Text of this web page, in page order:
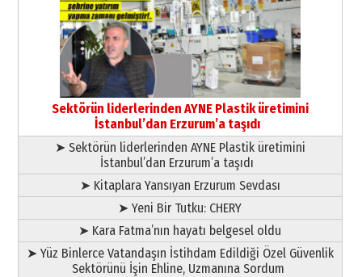
Ardında bıraktığı hatıralarıyla
gönül adamı Faruk Terzioğlu!
13 Mayıs 2026 Çarşamba
Esat BİNDESEN
Başkan Sekmen’den Erzurum’a
bir vizyon proje daha!
02 Ağustos 2026 Pazar
Sektörün liderlerinden AYNE Plastik üretimini
İstanbul’dan Erzurum’a taşıdı
➤ Sektörün liderlerinden AYNE Plastik üretimini
İstanbul’dan Erzurum’a taşıdı
➤ Kitaplara Yansıyan Erzurum Sevdası
➤ Yeni Bir Tutku: CHERY
➤ Kara Fatma’nın hayatı belgesel oldu
➤ Yüz Binlerce Vatandaşın İstihdam Edildiği Özel Güvenlik
Sektörünü İşin Ehline, Uzmanına Sordum